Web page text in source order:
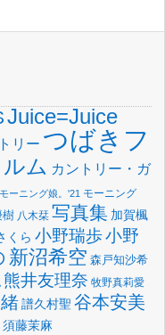
Juice=Juice
リー つばきフ
ム カントリー・ガ
モーニング娘。'21 モーニング
樹 八木栞 写真集 加賀楓
くら 小野瑞歩小野
新沼希空 森戸知沙希
熊井友理奈 牧野真莉愛
譜久村聖 谷本安美
須藤茉麻